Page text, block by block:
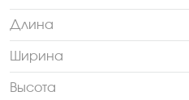
Длина
Ширина
Высота